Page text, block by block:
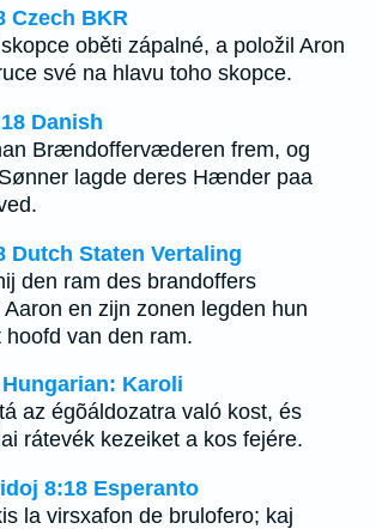
Czech BKR
oběti zápalné, a položil Aron
své na hlavu toho skopce.
Danish
Brændoffervæderen frem, og
lagde deres Hænder paa
Dutch Staten Vertaling
den ram des brandoffers
en zijn zonen legden hun
hoofd van den ram.
Karoli
az égõáldozatra való kost, és
rátevék kezeiket a kos fejére.
8:18 Esperanto
la virsxafon de brulofero; kaj